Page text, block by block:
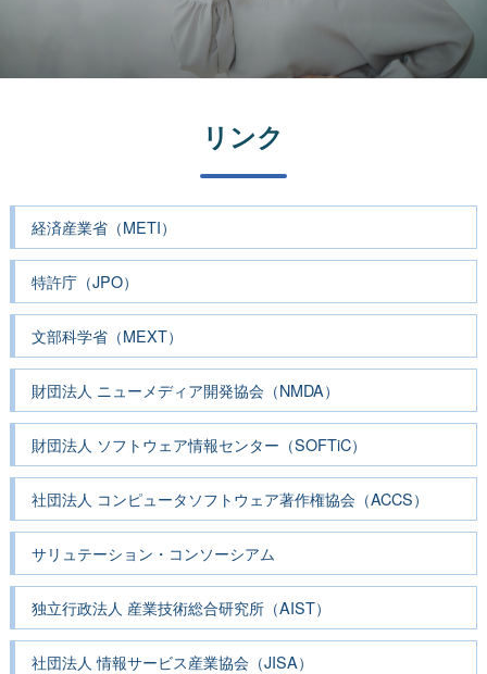
リンク
経済産業省（METI）
特許庁（JPO）
文部科学省（MEXT）
財団法人 ニューメディア開発協会（NMDA）
財団法人 ソフトウェア情報センター（SOFTiC）
社団法人 コンピュータソフトウェア著作権協会（ACCS）
サリュテーション・コンソーシアム
独立行政法人 産業技術総合研究所（AIST）
社団法人 情報サービス産業協会（JISA）